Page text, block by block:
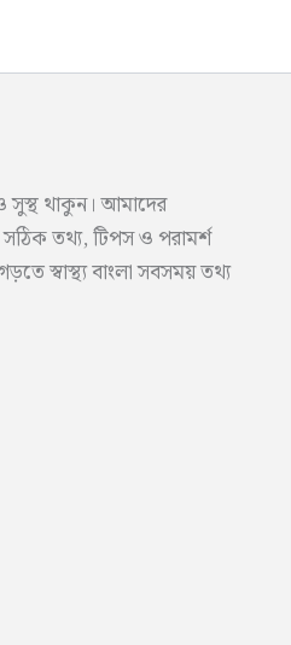
সুস্থ থাকুন। আমাদের
সঠিক তথ্য, টিপস ও পরামর্শ
স্বাস্থ্য বাংলা সবসময় তথ্য